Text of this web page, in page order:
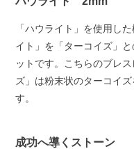
「ハウライト」を使用し
イト」を「ターコイズ」
ットです。こちらのブレ
ズ」は粉末状のターコイ
す。
成功へ導くストーン